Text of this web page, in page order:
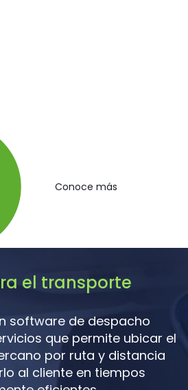
Conoce más
el transporte
software de despacho
que permite ubicar el
por ruta y distancia
al cliente en tiempos